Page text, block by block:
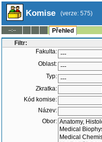
Komise (verze: 575)
--:--
Přehled
Filtr:
Fakulta:
Oblast:
Typ:
Zkratka:
Kód komise:
Název:
Obor: